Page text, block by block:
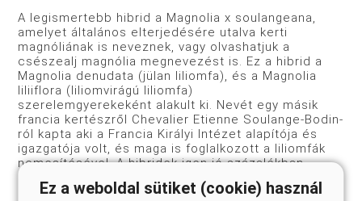
A legismertebb hibrid a Magnolia x soulangeana,
amelyet általános elterjedésére utalva kerti
magnóliának is neveznek, vagy olvashatjuk a
csészealj magnólia megnevezést is. Ez a hibrid a
Magnolia denudata (jülan liliomfa), és a Magnolia
liliiflora (liliomvirágú liliomfa)
szerelemgyerekeként alakult ki. Nevét egy másik
francia kertészről Chevalier Etienne Soulange-Bodin-
ról kapta aki a Francia Királyi Intézet alapítója és
igazgatója volt, és maga is foglalkozott a liliomfák
nemesítésével. A hibridek igen jó százalékban
hozták a szülők kívánatos tulajdonságait, így hát az
1800-as évektől megindul a liliomfák keresztezése.
Ez a weboldal sütiket (cookie) használ